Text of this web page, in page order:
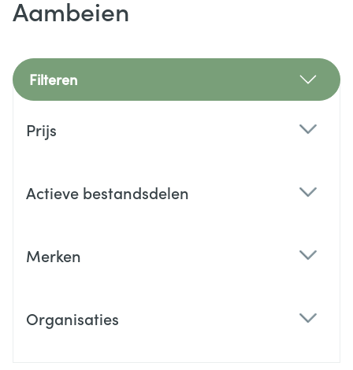
Aambeien
Filteren
Prijs
Actieve bestandsdelen
Merken
Organisaties